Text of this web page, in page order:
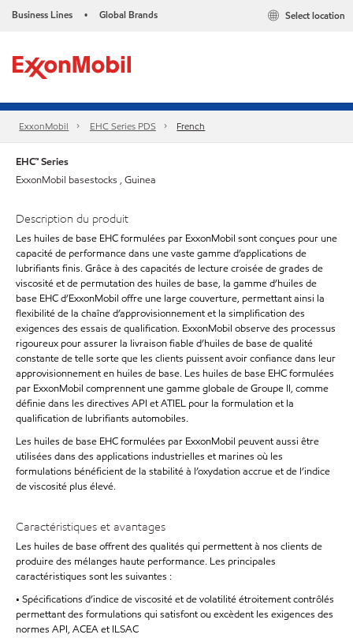
Business Lines • Global Brands Select location
ExxonMobil EHC Series PDS French
EHC™ Series
ExxonMobil basestocks , Guinea
Description du produit
Les huiles de base EHC formulées par ExxonMobil sont conçues pour une
capacité de performance dans une vaste gamme d’applications de
lubrifiants finis. Grâce à des capacités de lecture croisée de grades de
viscosité et de permutation des huiles de base, la gamme d’huiles de
base EHC d’ExxonMobil offre une large couverture, permettant ainsi la
flexibilité de la chaîne d’approvisionnement et la simplification des
exigences des essais de qualification. ExxonMobil observe des processus
rigoureux pour assurer la livraison fiable d’huiles de base de qualité
constante de telle sorte que les clients puissent avoir confiance dans leur
approvisionnement en huiles de base. Les huiles de base EHC formulées
par ExxonMobil comprennent une gamme globale de Groupe II, comme
définie dans les directives API et ATIEL pour la formulation et la
qualification de lubrifiants automobiles.
Les huiles de base EHC formulées par ExxonMobil peuvent aussi être
utilisées dans des applications industrielles et marines où les
formulations bénéficient de la stabilité à l’oxydation accrue et de l’indice
de viscosité plus élevé.
Caractéristiques et avantages
Les huiles de base offrent des qualités qui permettent à nos clients de
produire des mélanges haute performance. Les principales
caractéristiques sont les suivantes :
• Spécifications d’indice de viscosité et de volatilité étroitement contrôlés
permettant des formulations qui satisfont ou excèdent les exigences des
normes API, ACEA et ILSAC